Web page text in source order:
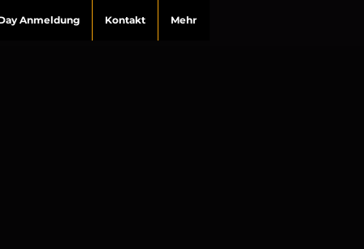
Anmeldung Kontakt Mehr